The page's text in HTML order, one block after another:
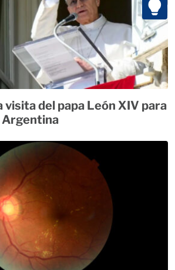
visita del papa León XIV para
Argentina